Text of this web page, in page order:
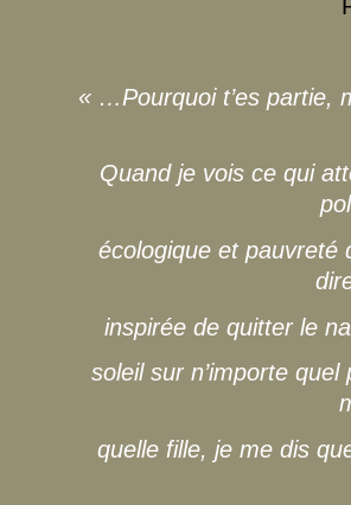
« …Pourquoi t’es partie,
Quand je vois ce qui
écologique et pauvreté
inspirée de quitter le
soleil sur n’importe
quelle fille, je me dis